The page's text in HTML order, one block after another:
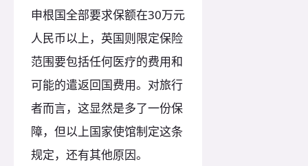
申根国全部要求保额在30万元
人民币以上，英国则限定保险
范围要包括任何医疗的费用和
可能的遣返回国费用。对旅行
者而言，这显然是多了一份保
障，但以上国家使馆制定这条
规定，还有其他原因。